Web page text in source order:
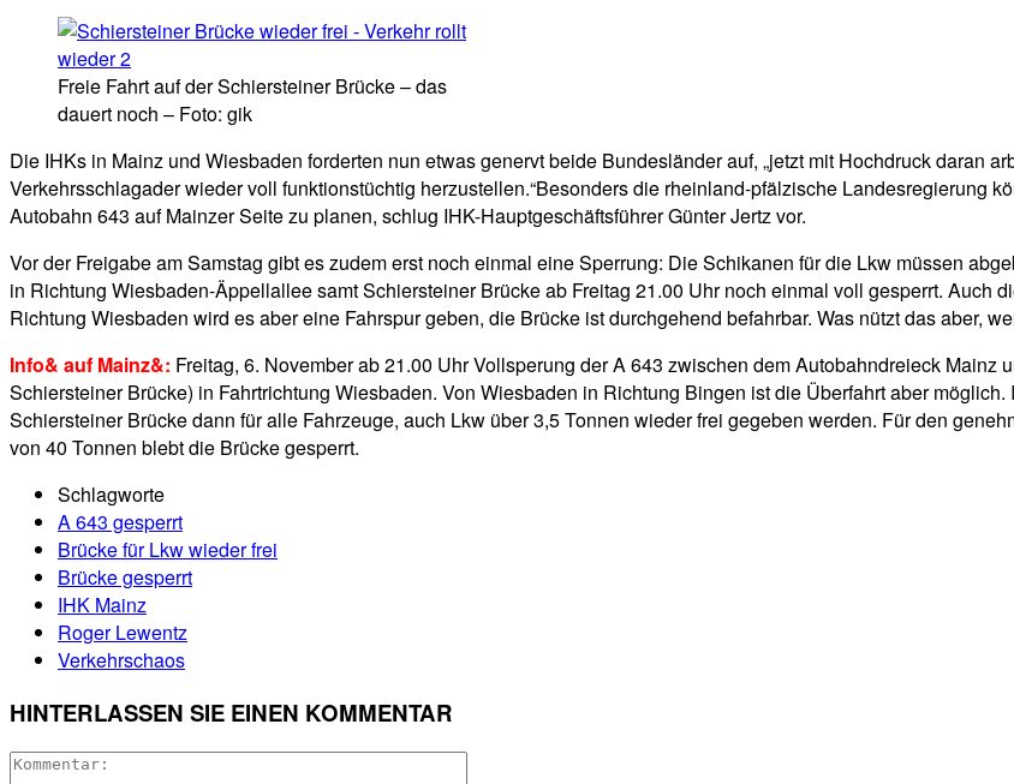
Freie Fahrt auf der Schiersteiner Brücke – das
dauert noch – Foto: gik
Die IHKs in Mainz und Wiesbaden forderten nun etwas genervt beide Bundesländer auf, „jetzt mit Hochdruck daran
Verkehrsschlagader wieder voll funktionstüchtig herzustellen.“Besonders die rheinland-pfälzische Landesregierung
Autobahn 643 auf Mainzer Seite zu planen, schlug IHK-Hauptgeschäftsführer Günter Jertz vor.
Vor der Freigabe am Samstag gibt es zudem erst noch einmal eine Sperrung: Die Schikanen für die Lkw müssen
in Richtung Wiesbaden-Äppellallee samt Schiersteiner Brücke ab Freitag 21.00 Uhr noch einmal voll gesperrt. Auch
Richtung Wiesbaden wird es aber eine Fahrspur geben, die Brücke ist durchgehend befahrbar. Was nützt das aber,
Info& auf Mainz&: Freitag, 6. November ab 21.00 Uhr Vollsperung der A 643 zwischen dem Autobahndreieck
Schiersteiner Brücke) in Fahrtrichtung Wiesbaden. Von Wiesbaden in Richtung Bingen ist die Überfahrt aber
Schiersteiner Brücke dann für alle Fahrzeuge, auch Lkw über 3,5 Tonnen wieder frei gegeben werden. Für den
von 40 Tonnen blebt die Brücke gesperrt.
Schlagworte
A 643 gesperrt
Brücke für Lkw wieder frei
Brücke gesperrt
IHK Mainz
Roger Lewentz
Verkehrschaos
HINTERLASSEN SIE EINEN KOMMENTAR